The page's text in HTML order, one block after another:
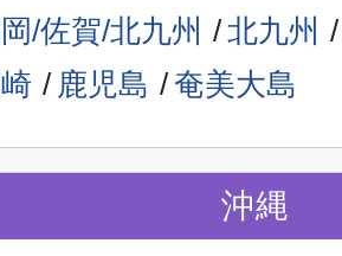
/佐賀/北九州
北九州
鹿児島 奄美大島
沖縄